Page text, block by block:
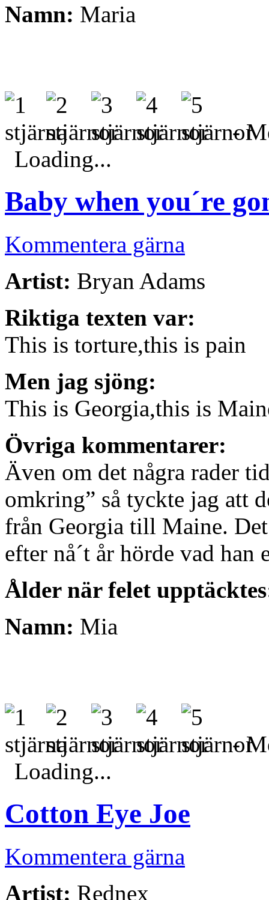
Namn: Maria
-
Loading...
Baby when you´re
Kommentera gärna
Artist: Bryan Adams
Riktiga texten var:
This is torture,this is pain
Men jag sjöng:
This is Georgia,this is
Övriga kommentarer:
Även om det några rader
omkring” så tyckte jag att
från Georgia till Maine.
efter nå´t år hörde vad han
Ålder när felet
Namn: Mia
-
Loading...
Cotton Eye Joe
Kommentera gärna
Artist: Rednex